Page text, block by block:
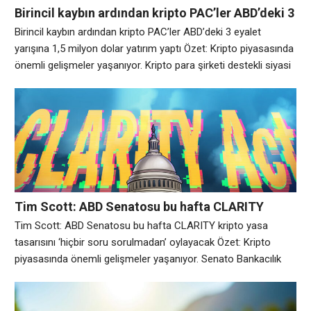
Birincil kaybın ardından kripto PAC’ler ABD’deki 3
eyalet yarışına 1,5 milyon dolar yatırım yaptı
Birincil kaybın ardından kripto PAC’ler ABD’deki 3 eyalet
yarışına 1,5 milyon dolar yatırım yaptı Özet: Kripto piyasasında
önemli gelişmeler yaşanıyor. Kripto para şirketi destekli siyasi
Michigan’da birincil kayıp yaşadıktan sonra Florida, Alaska ve
Wyoming’deki Temsilciler Meclisi ve Senato adaylarını
desteklemek için medyaya 1,5 milyon dolardan fazla
Tim Scott: ABD Senatosu bu hafta CLARITY
kripto yasa tasarısını ‘hiçbir soru sorulmadan’
oylayacak
Tim Scott: ABD Senatosu bu hafta CLARITY kripto yasa
tasarısını ‘hiçbir soru sorulmadan’ oylayacak Özet: Kripto
piyasasında önemli gelişmeler yaşanıyor. Senato Bankacılık
Ağustos tatiline girmeden önce Dijital Varlık Piyasası Netliği